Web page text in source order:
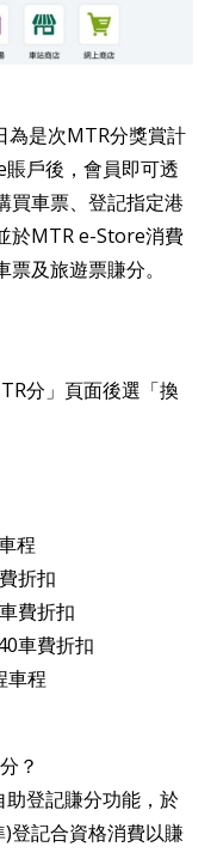
為是次MTR分獎賞計
戶後，會員即可透
買車票、登記指定港
於MTR e-Store消費
及旅遊票賺分。
分」頁面後選「換
程
折扣
費折扣
車費折扣
車程
？
登記賺分功能，於
登記合資格消費以賺